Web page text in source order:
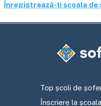
Înregistrează-ți școala de
Top școli de
Înscriere la